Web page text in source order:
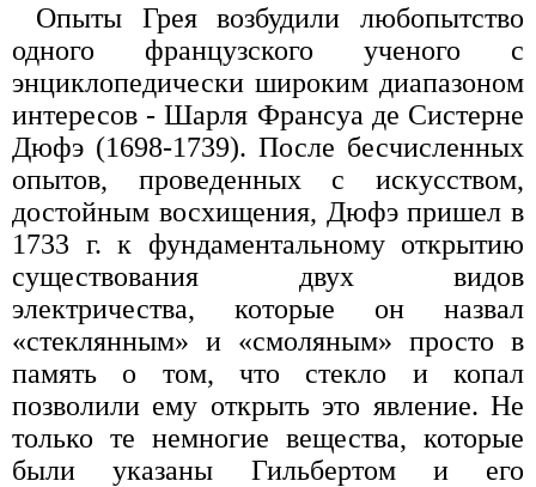
Опыты Грея возбудили любопытство
одного французского ученого с
энциклопедически широким диапазоном
интересов - Шарля Франсуа де Систерне
Дюфэ (1698-1739). После бесчисленных
опытов, проведенных с искусством,
достойным восхищения, Дюфэ пришел в
1733 г. к фундаментальному открытию
существования двух видов
электричества, которые он назвал
«стеклянным» и «смоляным» просто в
память о том, что стекло и копал
позволили ему открыть это явление. Не
только те немногие вещества, которые
были указаны Гильбертом и его